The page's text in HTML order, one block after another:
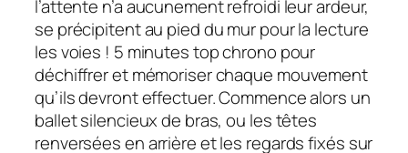
l’attente n’a aucunement refroidi leur ardeur,
se précipitent au pied du mur pour la lecture
les voies ! 5 minutes top chrono pour
déchiffrer et mémoriser chaque mouvement
qu’ils devront effectuer. Commence alors un
ballet silencieux de bras, ou les têtes
renversées en arrière et les regards fixés sur